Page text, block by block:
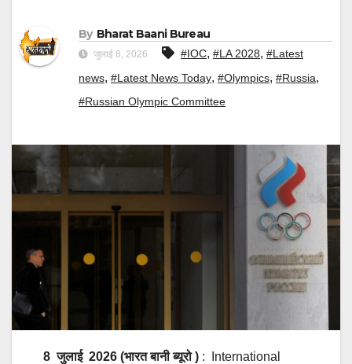
By Bharat Baani Bureau
जुलाई 8, 2026 #IOC, #LA 2028, #Latest
news, #Latest News Today, #Olympics, #Russia,
#Russian Olympic Committee
8 जुलाई 2026 (भारत बानी ब्यूरो ) : International